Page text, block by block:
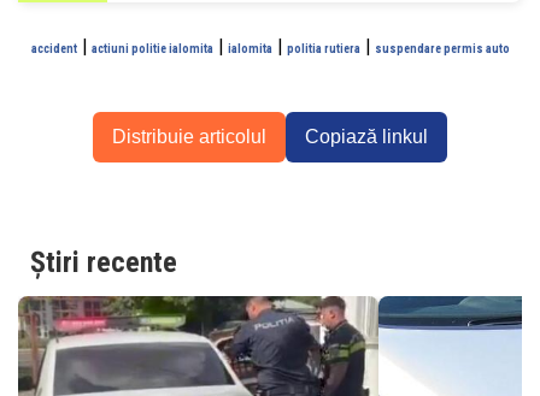
accident| actiuni politie ialomita | ialomita | politia rutiera | suspendare permis auto
Distribuie articolul Copiază linkul
Știri recente